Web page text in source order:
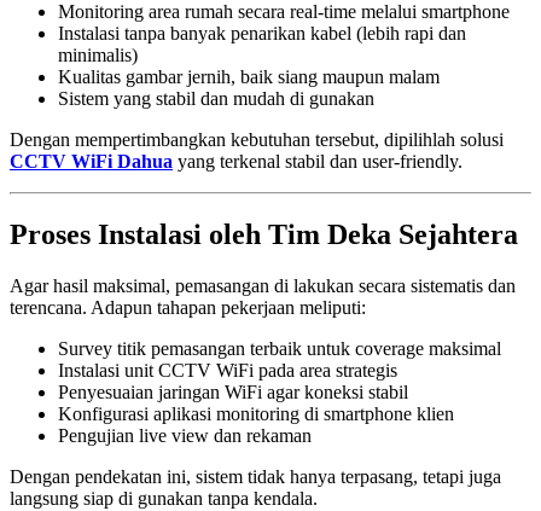
Monitoring area rumah secara real-time melalui smartphone
Instalasi tanpa banyak penarikan kabel (lebih rapi dan
minimalis)
Kualitas gambar jernih, baik siang maupun malam
Sistem yang stabil dan mudah di gunakan
Dengan mempertimbangkan kebutuhan tersebut, dipilihlah solusi
CCTV WiFi Dahua yang terkenal stabil dan user-friendly.
Proses Instalasi oleh Tim Deka Sejahtera
Agar hasil maksimal, pemasangan di lakukan secara sistematis dan
terencana. Adapun tahapan pekerjaan meliputi:
Survey titik pemasangan terbaik untuk coverage maksimal
Instalasi unit CCTV WiFi pada area strategis
Penyesuaian jaringan WiFi agar koneksi stabil
Konfigurasi aplikasi monitoring di smartphone klien
Pengujian live view dan rekaman
Dengan pendekatan ini, sistem tidak hanya terpasang, tetapi juga
langsung siap di gunakan tanpa kendala.